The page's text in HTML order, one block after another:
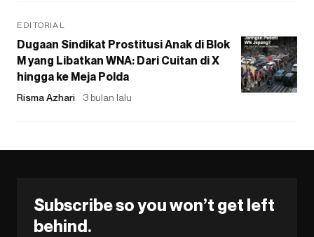
EDITORIAL
Dugaan Sindikat Prostitusi Anak di Blok
M yang Libatkan WNA: Dari Cuitan di X
hingga ke Meja Polda
Risma Azhari 3 bulan lalu
Subscribe so you won’t get left
behind.